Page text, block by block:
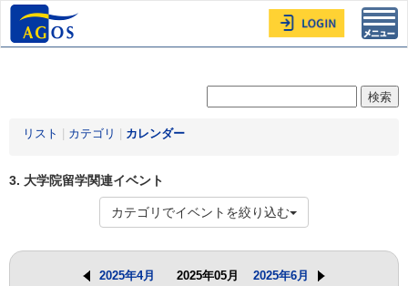
リスト カテゴリ カレンダー
3. 大学院留学関連イベント
カテゴリでイベントを絞り込む
2025年4月 2025年05月 2025年6月